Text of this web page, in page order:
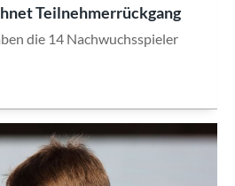
Teilnehmerrückgang
die 14 Nachwuchsspieler